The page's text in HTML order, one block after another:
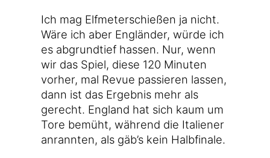
Ich mag Elf­me­ter­schie­ßen ja nicht.
Wäre ich aber Eng­län­der, wür­de ich
es abgrund­tief has­sen. Nur, wenn
wir das Spiel, die­se 120 Minu­ten
vor­her, mal Revue pas­sie­ren las­sen,
dann ist das Ergeb­nis mehr als
gerecht. Eng­land hat sich kaum um
Tore bemüht, wäh­rend die Ita­lie­ner
anrann­ten, als gäb’s kein Halbfinale.